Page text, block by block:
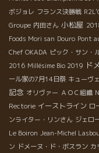
ボジョレ フランス決勝戦
Groupe 内田さん 小松屋
Foods Mori san Douro Pont
Chef OKADA ピック・サン・
2016 Millésime Bio 2019 ド
ール家の7月14日祭 キューヴ
記念 オリヴァー ＡＯＣ組織
Rectorie イーストライン ロ
ンライター・リンさん ジェロ
Le Boiron Jean-Michel
ン ドメーヌ・ド・ボスラン カ